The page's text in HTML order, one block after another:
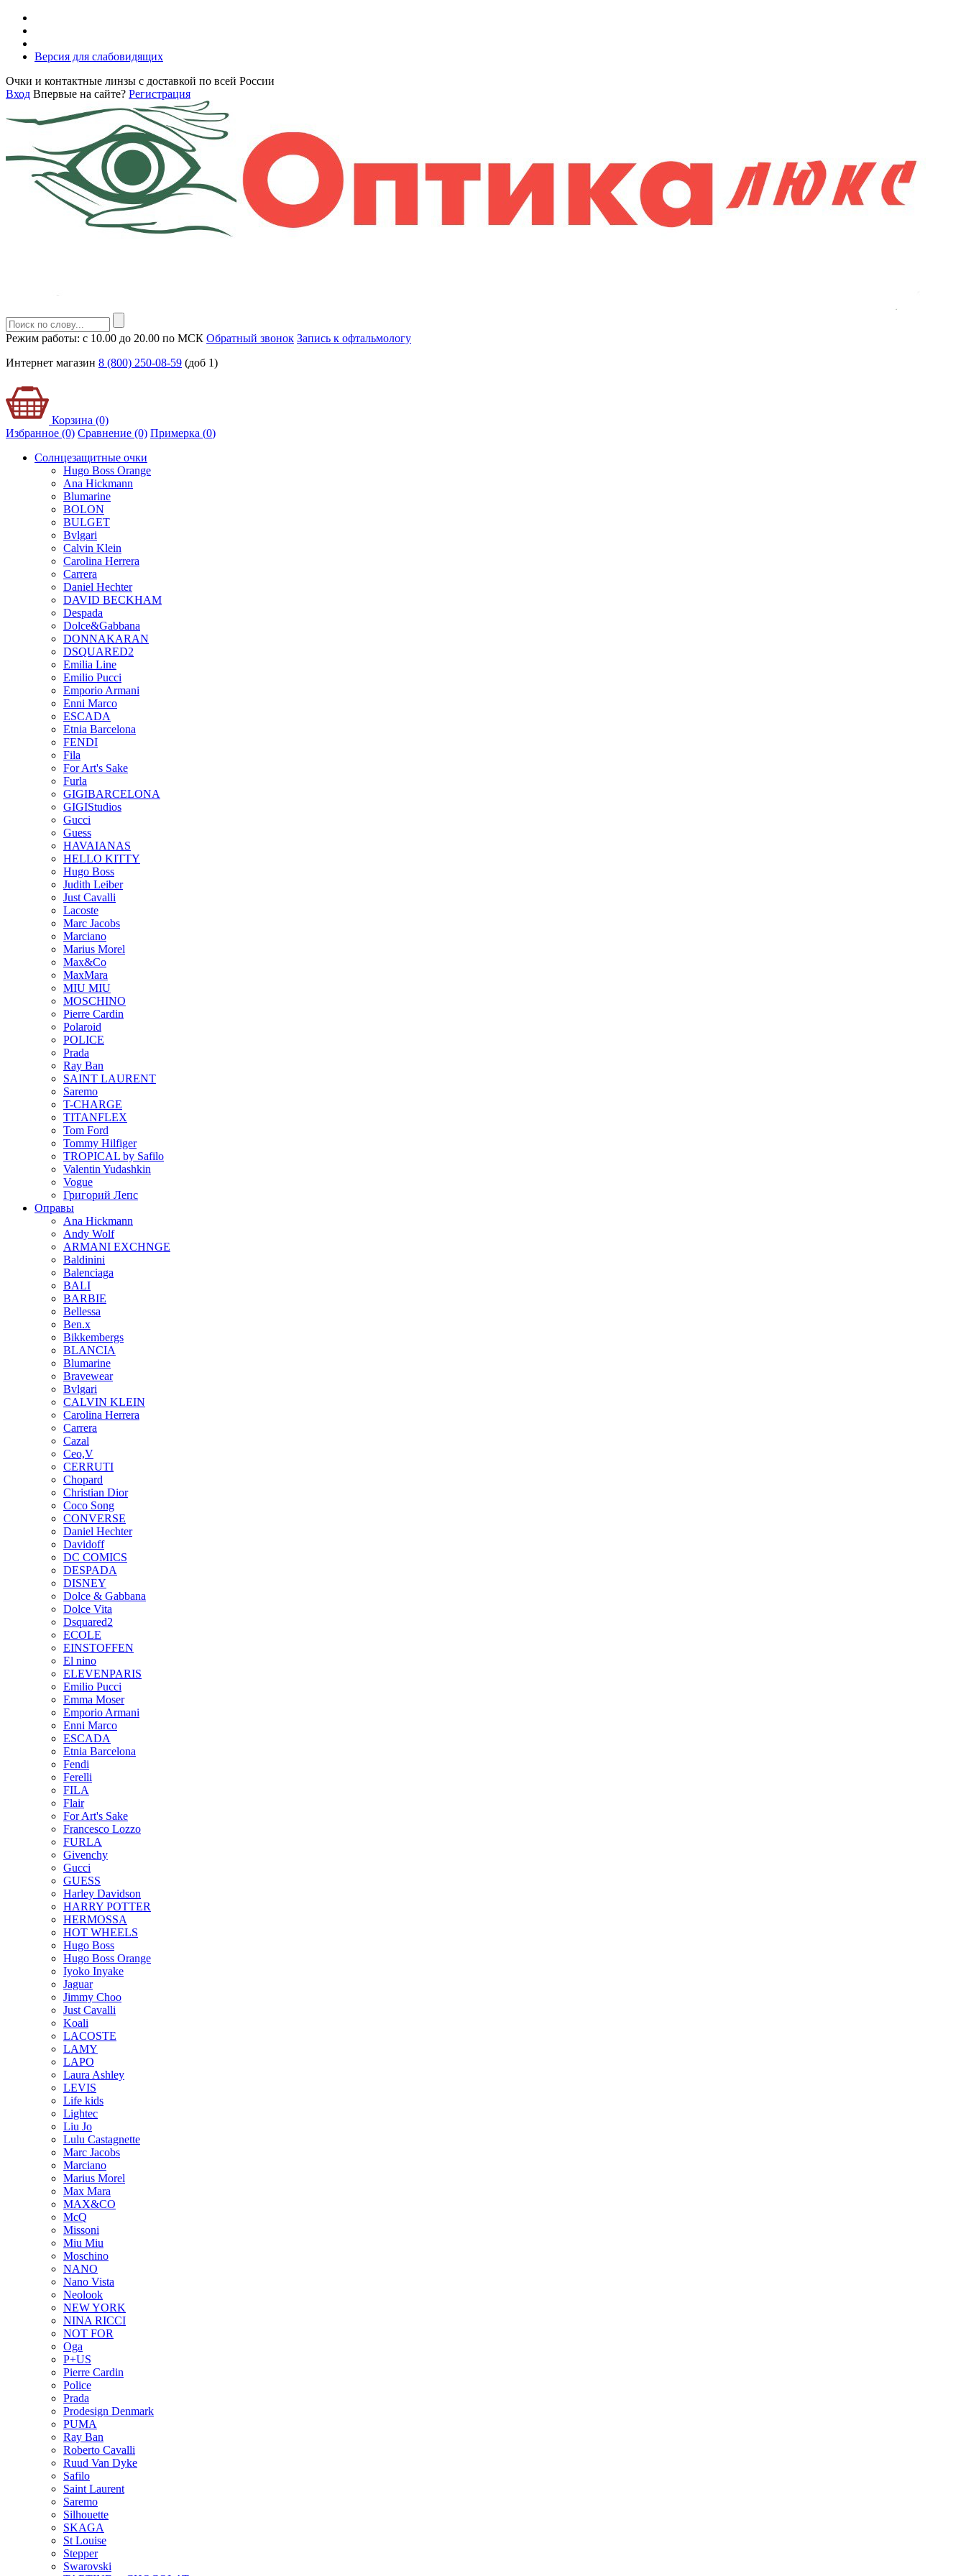
Версия для слабовидящих
Очки и контактные линзы с доставкой по всей России
Вход Впервые на сайте? Регистрация
Режим работы: с 10.00 до 20.00 по МСК Обратный звонок Запись к офтальмологу
Интернет магазин 8 (800) 250-08-59 (доб 1)
Корзина (0)
Избранное (0) Сравнение (0) Примерка (0)
Солнцезащитные очки
Hugo Boss Orange
Ana Hickmann
Blumarine
BOLON
BULGET
Bvlgari
Calvin Klein
Carolina Herrera
Carrera
Daniel Hechter
DAVID BECKHAM
Despada
Dolce&Gabbana
DONNAKARAN
DSQUARED2
Emilia Line
Emilio Pucci
Emporio Armani
Enni Marco
ESCADA
Etnia Barcelona
FENDI
Fila
For Art's Sake
Furla
GIGIBARCELONA
GIGIStudios
Gucci
Guess
HAVAIANAS
HELLO KITTY
Hugo Boss
Judith Leiber
Just Cavalli
Lacoste
Marc Jacobs
Marciano
Marius Morel
Max&Co
MaxMara
MIU MIU
MOSCHINO
Pierre Cardin
Polaroid
POLICE
Prada
Ray Ban
SAINT LAURENT
Saremo
T-CHARGE
TITANFLEX
Tom Ford
Tommy Hilfiger
TROPICAL by Safilo
Valentin Yudashkin
Vogue
Григорий Лепс
Оправы
Ana Hickmann
Andy Wolf
ARMANI EXCHNGE
Baldinini
Balenciaga
BALI
BARBIE
Bellessa
Ben.x
Bikkembergs
BLANCIA
Blumarine
Bravewear
Bvlgari
CALVIN KLEIN
Carolina Herrera
Carrera
Cazal
Ceo,V
CERRUTI
Chopard
Christian Dior
Coco Song
CONVERSE
Daniel Hechter
Davidoff
DC COMICS
DESPADA
DISNEY
Dolce & Gabbana
Dolce Vita
Dsquared2
ECOLE
EINSTOFFEN
El nino
ELEVENPARIS
Emilio Pucci
Emma Moser
Emporio Armani
Enni Marco
ESCADA
Etnia Barcelona
Fendi
Ferelli
FILA
Flair
For Art's Sake
Francesco Lozzo
FURLA
Givenchy
Gucci
GUESS
Harley Davidson
HARRY POTTER
HERMOSSA
HOT WHEELS
Hugo Boss
Hugo Boss Orange
Iyoko Inyake
Jaguar
Jimmy Choo
Just Cavalli
Koali
LACOSTE
LAMY
LAPO
Laura Ashley
LEVIS
Life kids
Lightec
Liu Jo
Lulu Castagnette
Marc Jacobs
Marciano
Marius Morel
Max Mara
MAX&CO
McQ
Missoni
Miu Miu
Moschino
NANO
Nano Vista
Neolook
NEW YORK
NINA RICCI
NOT FOR
Oga
P+US
Pierre Cardin
Police
Prada
Prodesign Denmark
PUMA
Ray Ban
Roberto Cavalli
Ruud Van Dyke
Safilo
Saint Laurent
Saremo
Silhouette
SKAGA
St Louise
Stepper
Swarovski